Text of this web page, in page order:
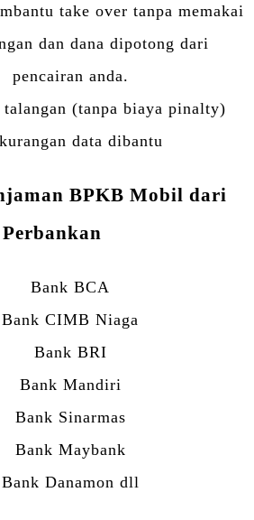
take over tanpa memakai
dan dana dipotong dari
pencairan anda.
talangan (tanpa biaya pinalty)
data dibantu
BPKB Mobil dari
Perbankan
Bank BCA
Bank CIMB Niaga
Bank BRI
Bank Mandiri
Bank Sinarmas
Bank Maybank
Bank Danamon dll